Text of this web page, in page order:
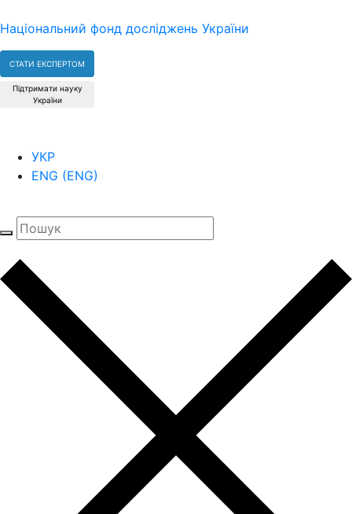
Національний фонд досліджень України
СТАТИ ЕКСПЕРТОМ
Підтримати науку
України
УКР
ENG (ENG)